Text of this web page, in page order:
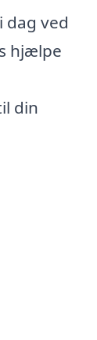
dag ved
hjælpe
din